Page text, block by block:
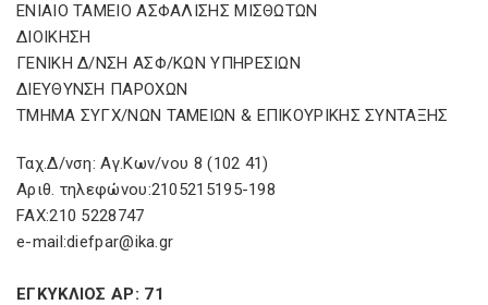
ΕΝΙΑΙΟ ΤΑΜΕΙΟ ΑΣΦΑΛΙΣΗΣ ΜΙΣΘΩΤΩΝ
ΔΙΟΙΚΗΣΗ
ΓΕΝΙΚΗ Δ/ΝΣΗ ΑΣΦ/ΚΩΝ ΥΠΗΡΕΣΙΩΝ
ΔΙΕΥΘΥΝΣΗ ΠΑΡΟΧΩΝ
ΤΜΗΜΑ ΣΥΓΧ/ΝΩΝ ΤΑΜΕΙΩΝ & ΕΠΙΚΟΥΡΙΚΗΣ ΣΥΝΤΑΞΗΣ
Ταχ.Δ/νση: Αγ.Κων/νου 8 (102 41)
Αριθ. τηλεφώνου:2105215195-198
FAX:210 5228747
e-mail:diefpar@ika.gr
ΕΓΚΥΚΛΙΟΣ ΑΡ: 71